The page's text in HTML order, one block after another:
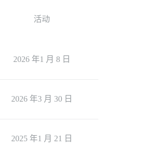
活动
2026 年1 月 8 日
2026 年3 月 30 日
2025 年1 月 21 日